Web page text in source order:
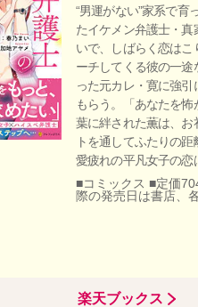
“男運がない”家系で育
たイケメン弁護士・
いで、しばらく恋は
ーチしてくる彼の一
った元カレ・寛に強
もらう。「あなたを
葉に絆された薫は、
トを通してふたりの
愛疲れの平凡女子の
■コミックス ■定価
際の発売日は書店、
楽天ブックス